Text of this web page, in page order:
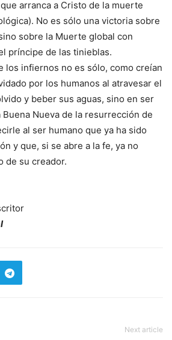
arranca a Cristo de la muerte
No es sólo una victoria sobre
sobre la Muerte global con
príncipe de las tinieblas.
los infiernos no es sólo, como creían
por los humanos al atravesar el
y beber sus aguas, sino en ser
Buena Nueva de la resurrección de
al ser humano que ya ha sido
y que, si se abre a la fe, ya no
de su creador.
Next article